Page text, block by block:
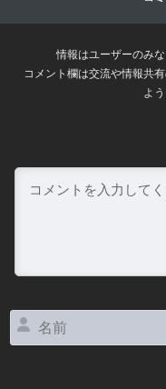
情報はユーザーのみ
コメント欄は交流や情報共
よ